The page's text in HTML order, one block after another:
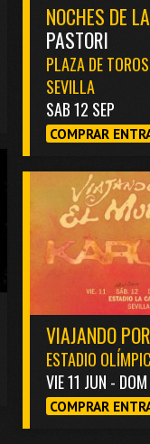
NOCHES DE
PASTORI
PLAZA DE
SEVILLA
SAB 12 SEP
COMPRAR
VIAJANDO
ESTADIO
VIE 11 JUN -
COMPRAR